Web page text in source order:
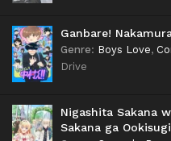
Ganbare!
Genre: Boys Love,
Drive
Nigashita Sakana
Sakana ga